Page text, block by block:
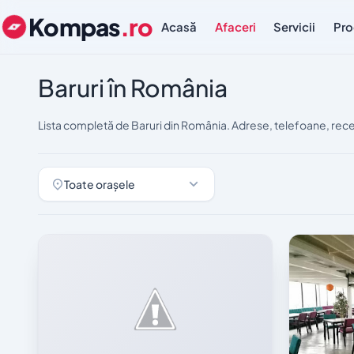
Kompas.ro Acasă Afaceri Servicii
Baruri în România
Lista completă de Baruri din România. Adrese, telefoane,
Toate orașele